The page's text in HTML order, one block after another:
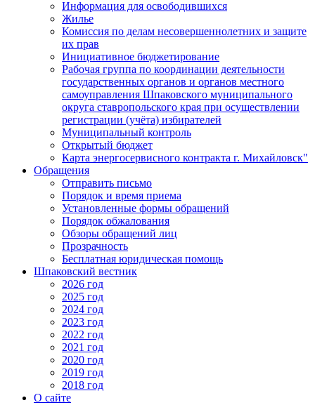
Информация для освободившихся
Жилье
Комиссия по делам несовершеннолетних и защите
их прав
Инициативное бюджетирование
Рабочая группа по координации деятельности
государственных органов и органов местного
самоуправления Шпаковского муниципального
округа ставропольского края при осуществлении
регистрации (учёта) избирателей
Муниципальный контроль
Открытый бюджет
Карта энергосервисного контракта г. Михайловск"
Обращения
Отправить письмо
Порядок и время приема
Установленные формы обращений
Порядок обжалования
Обзоры обращений лиц
Прозрачность
Бесплатная юридическая помощь
Шпаковский вестник
2026 год
2025 год
2024 год
2023 год
2022 год
2021 год
2020 год
2019 год
2018 год
О сайте